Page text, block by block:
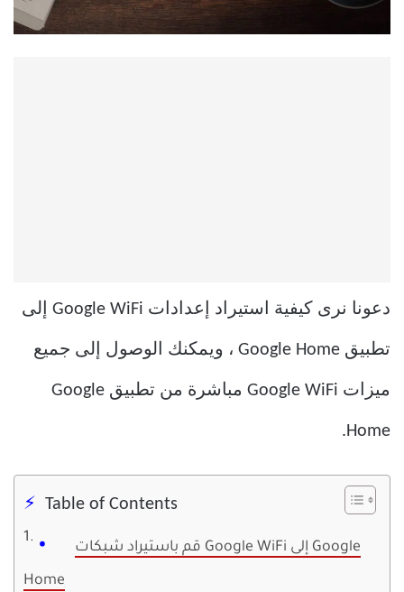
دعونا نرى كيفية استيراد إعدادات Google WiFi إلى
تطبيق Google Home ، ويمكنك الوصول إلى جميع
ميزات Google WiFi مباشرة من تطبيق Google
Home.
Table of Contents
قم باستيراد شبكات Google WiFi إلى Google
Home